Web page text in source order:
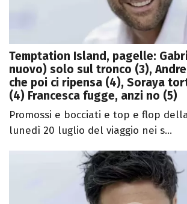
Temptation Island, pagelle:
nuovo) solo sul tronco (3),
che poi ci ripensa (4), Soraya
(4) Francesca fugge, anzi no (5)
Promossi e bocciati e top e flop
lunedì 20 luglio del viaggio nei s...